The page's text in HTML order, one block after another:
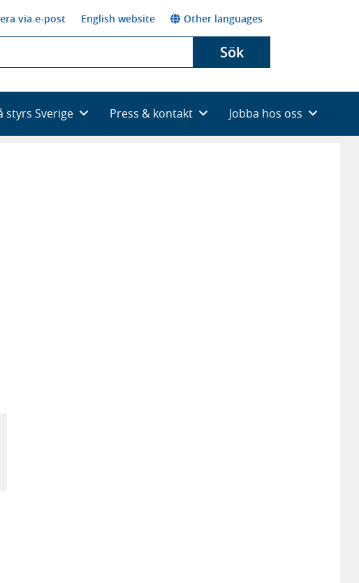
via e-post English website Other languages
Sök
styrs Sverige Press & kontakt Jobba hos oss